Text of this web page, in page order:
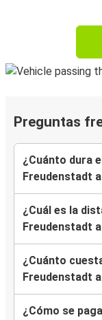
Preguntas
¿Cuánto dura
Freudenstadt
¿Cuál es la
Freudenstadt
¿Cuánto
Freudenstadt
¿Cómo se